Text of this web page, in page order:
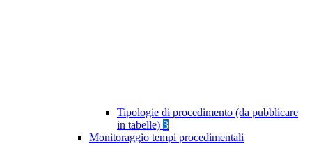
Tipologie di procedimento (da pubblicare
in tabelle) 3
Monitoraggio tempi procedimentali